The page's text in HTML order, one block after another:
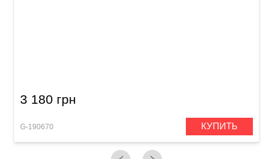
3 180 грн
G-190670 КУПИТЬ